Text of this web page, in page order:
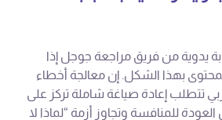
يدوية من فريق مراجعة جوجل إذا
بهذا الشكل. إن معالجة أخطاء
تتطلب إعادة صياغة شاملة تركز على
للمنافسة وتجاوز أزمة “لماذا لا